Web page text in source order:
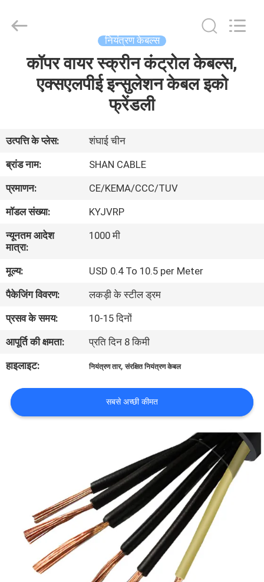
वीडियो
दिखाएँ
हमारे
बारे
में
फैक्टरी
यात्रा
गुणवत्ता
नियंत्रण
समाचार
BLOG
Cable
(Group)
नियंत्रण केबल्स
कॉपर वायर स्क्रीन कंट्रोल केबल्स,
एक्सएलपीई इन्सुलेशन केबल इको
फ्रेंडली
उत्पत्ति के प्लेस:
शंघाई चीन
ब्रांड नाम:
SHAN CABLE
प्रमाणन:
CE/KEMA/CCC/TUV
मॉडल संख्या:
KYJVRP
न्यूनतम आदेश
मात्रा:
1000 मी
मूल्य:
USD 0.4 To 10.5 per Meter
पैकेजिंग विवरण:
लकड़ी के स्टील ड्रम
प्रसव के समय:
10-15 दिनों
आपूर्ति की क्षमता:
प्रति दिन 8 किमी
हाइलाइट:
नियंत्रण तार,संरक्षित नियंत्रण केबल
सबसे अच्छी कीमत